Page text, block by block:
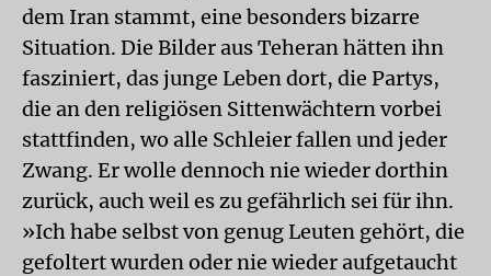
dem Iran stammt, eine besonders bizarre
Situation. Die Bilder aus Teheran hätten ihn
fasziniert, das junge Leben dort, die Partys,
die an den religiösen Sittenwächtern vorbei
stattfinden, wo alle Schleier fallen und jeder
Zwang. Er wolle dennoch nie wieder dorthin
zurück, auch weil es zu gefährlich sei für ihn.
»Ich habe selbst von genug Leuten gehört, die
gefoltert wurden oder nie wieder aufgetaucht